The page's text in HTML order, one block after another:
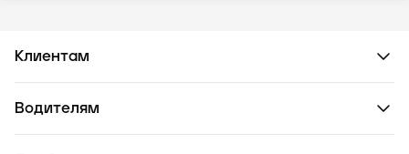
Клиентам
Водителям